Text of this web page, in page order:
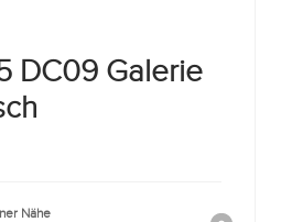
DC09 Galerie
Nähe